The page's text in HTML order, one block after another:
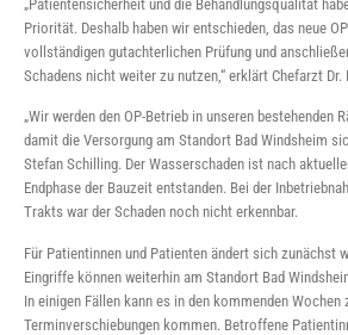
„Patientensicherheit und die Behandlungsqualität
Priorität. Deshalb haben wir entschieden, das neue
vollständigen gutachterlichen Prüfung und
Schadens nicht weiter zu nutzen,“ erklärt Chefarzt Dr.
„Wir werden den OP-Betrieb in unseren bestehenden
damit die Versorgung am Standort Bad Windsheim
Stefan Schilling. Der Wasserschaden ist nach
Endphase der Bauzeit entstanden. Bei der
Trakts war der Schaden noch nicht erkennbar.
Für Patientinnen und Patienten ändert sich zunächst
Eingriffe können weiterhin am Standort Bad
In einigen Fällen kann es in den kommenden Wochen
Terminverschiebungen kommen. Betroffene